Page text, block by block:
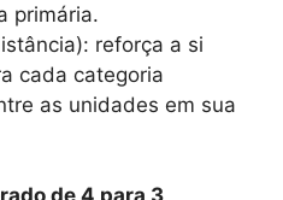
primária.
reforça a si
cada categoria
as unidades em sua